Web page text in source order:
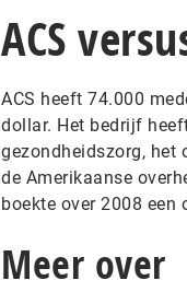
ACS
ACS heeft 74.000
dollar. Het bedrijf
gezondheidszorg, het
de Amerikaanse
boekte over 2008
Meer over